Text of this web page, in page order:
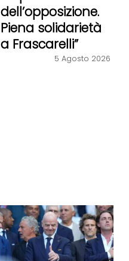
dell’opposizione.
Piena solidarietà
a Frascarelli”
5 Agosto 2026